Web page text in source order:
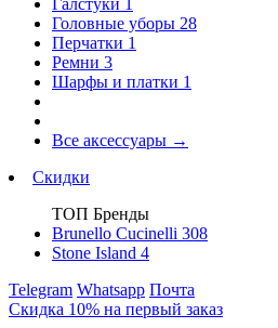
Галстуки 1
Головные уборы 28
Перчатки 1
Ремни 3
Шарфы и платки 1
Все аксессуары →
Скидки
ТОП Бренды
Brunello Cucinelli 308
Stone Island 4
Telegram Whatsapp Почта
Скидка 10% на первый заказ